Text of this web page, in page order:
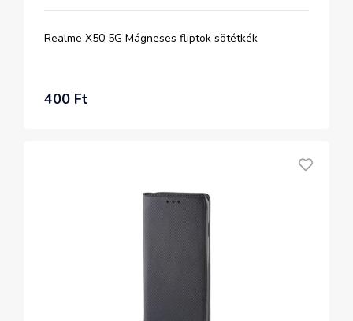
Realme X50 5G Mágneses fliptok sötétkék
400 Ft